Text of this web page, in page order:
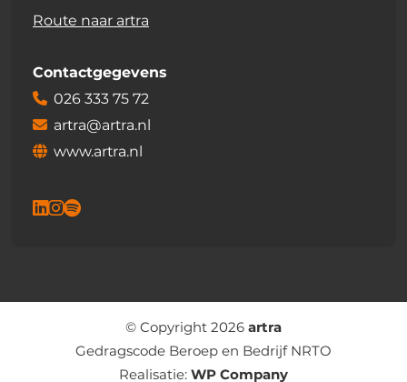
Route naar artra
Contactgegevens
026 333 75 72
artra@artra.nl
www.artra.nl
© Copyright 2026 artra
Gedragscode Beroep en Bedrijf NRTO
Realisatie: WP Company